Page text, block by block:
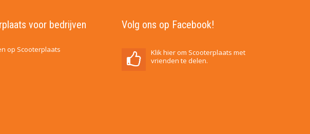
voor bedrijven
op Scooterplaats
Volg ons op Facebook!
Klik hier om Scooterplaats met
vrienden te delen.